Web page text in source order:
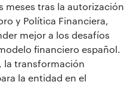
meses tras la autorización
y Política Financiera,
mejor a los desafíos
financiero español.
la transformación
la entidad en el